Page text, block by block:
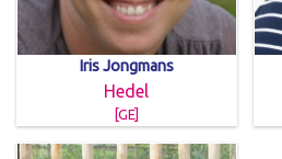
Iris Jongmans
Hedel
[GE]